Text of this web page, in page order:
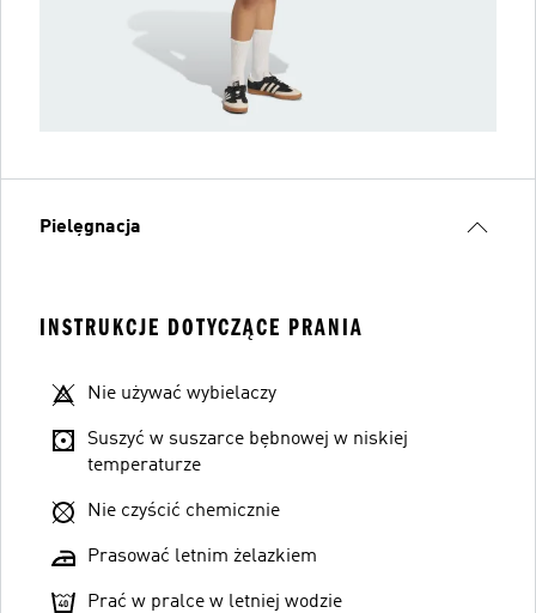
Pielęgnacja
INSTRUKCJE DOTYCZĄCE PRANIA
Nie używać wybielaczy
Suszyć w suszarce bębnowej w niskiej
temperaturze
Nie czyścić chemicznie
Prasować letnim żelazkiem
Prać w pralce w letniej wodzie